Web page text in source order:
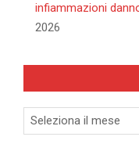
infiammazioni
2026
Archivi